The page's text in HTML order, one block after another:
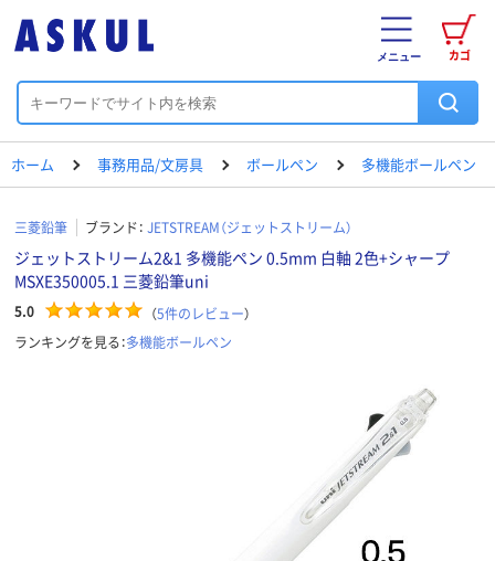
カゴ
メニュー
ホーム 事務用品/文房具 ボールペン 多機能ボールペン
三菱鉛筆 ブランド： JETSTREAM（ジェットストリーム）
ジェットストリーム2&1 多機能ペン 0.5mm 白軸 2色+シャープ
MSXE350005.1 三菱鉛筆uni
5.0 （5件のレビュー）
ランキングを見る：多機能ボールペン